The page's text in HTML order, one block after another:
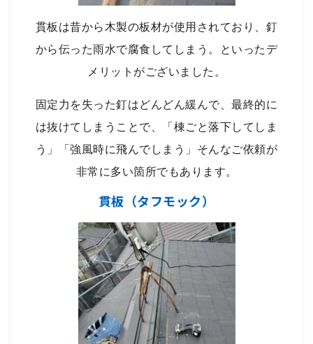
貫板は昔から木製の板材が使用されており、釘
から伝った雨水で腐食してしまう。といったデ
メリットがございました。
固定力を失った釘はどんどん緩んで、最終的に
は抜けてしまうことで、「棟ごと落下してしま
う」「強風時に飛んでしまう」そんなご依頼が
非常に多い箇所でもあります。
貫板（タフモック）